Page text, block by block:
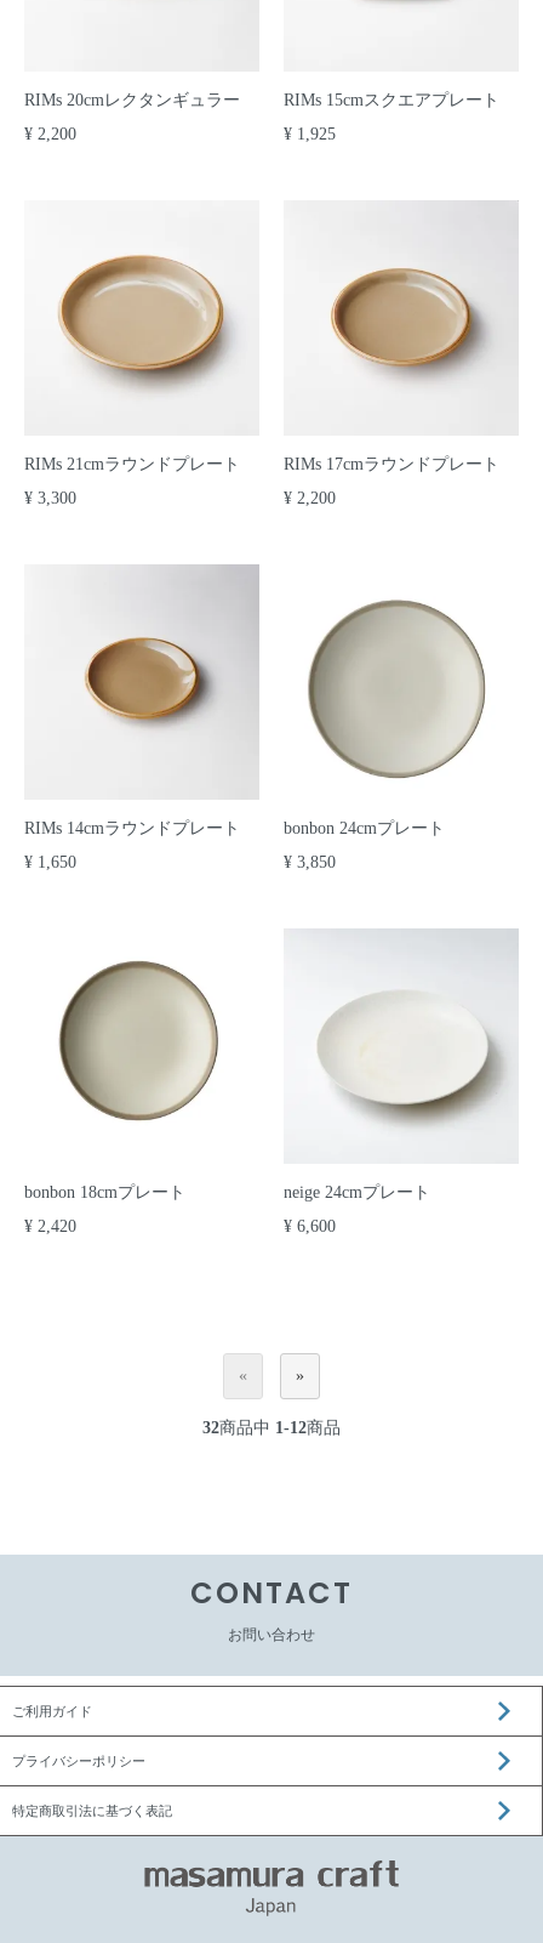
RIMs 20cmレクタンギュラー
¥ 2,200
RIMs 15cmスクエアプレート
¥ 1,925
RIMs 21cmラウンドプレート
¥ 3,300
RIMs 17cmラウンドプレート
¥ 2,200
RIMs 14cmラウンドプレート
¥ 1,650
bonbon 24cmプレート
¥ 3,850
bonbon 18cmプレート
¥ 2,420
neige 24cmプレート
¥ 6,600
« »
32商品中 1-12商品
CONTACT
お問い合わせ
ご利用ガイド
プライバシーポリシー
特定商取引法に基づく表記